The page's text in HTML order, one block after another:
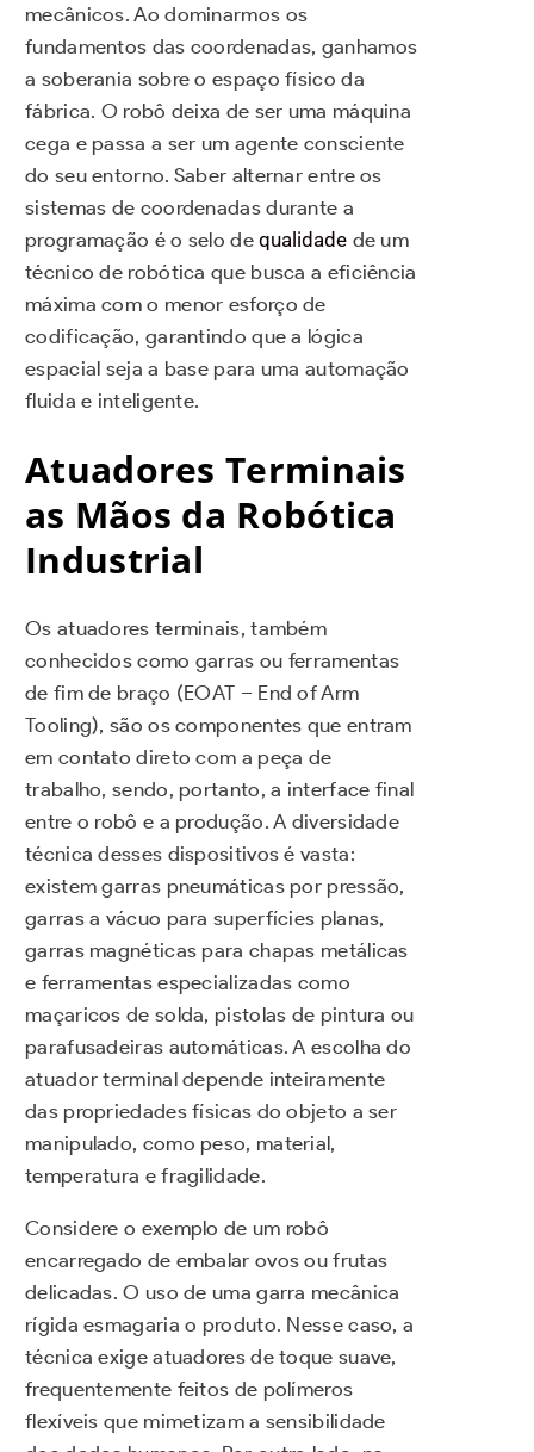
mecânicos. Ao dominarmos os
fundamentos das coordenadas, ganhamos
a soberania sobre o espaço físico da
fábrica. O robô deixa de ser uma máquina
cega e passa a ser um agente consciente
do seu entorno. Saber alternar entre os
sistemas de coordenadas durante a
programação é o selo dequalidade de um
técnico de robótica que busca a eficiência
máxima com o menor esforço de
codificação, garantindo que a lógica
espacial seja a base para uma automação
fluida e inteligente.
Atuadores Terminais
as Mãos da Robótica
Industrial
Os atuadores terminais, também
conhecidos como garras ou ferramentas
de fim de braço (EOAT – End of Arm
Tooling), são os componentes que entram
em contato direto com a peça de
trabalho, sendo, portanto, a interface final
entre o robô e a produção. A diversidade
técnica desses dispositivos é vasta:
existem garras pneumáticas por pressão,
garras a vácuo para superfícies planas,
garras magnéticas para chapas metálicas
e ferramentas especializadas como
maçaricos de solda, pistolas de pintura ou
parafusadeiras automáticas. A escolha do
atuador terminal depende inteiramente
das propriedades físicas do objeto a ser
manipulado, como peso, material,
temperatura e fragilidade.
Considere o exemplo de um robô
encarregado de embalar ovos ou frutas
delicadas. O uso de uma garra mecânica
rígida esmagaria o produto. Nesse caso, a
técnica exige atuadores de toque suave,
frequentemente feitos de polímeros
flexíveis que mimetizam a sensibilidade